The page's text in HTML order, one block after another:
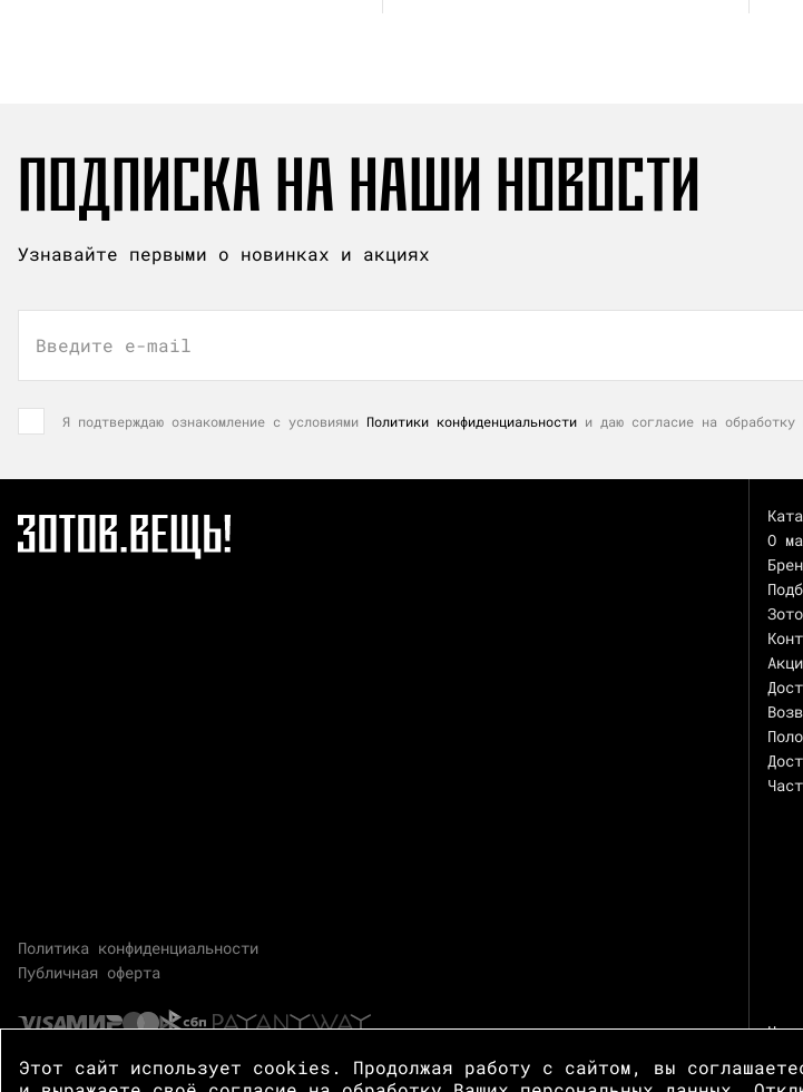
ПОДПИСКА НА НАШИ НОВОСТИ
Узнавайте первыми о новинках и акциях
Введите e-mail
Я подтверждаю ознакомление с условиями Политики конфиденциальности и даю согласие на
Политика конфиденциальности
Публичная оферта
О
Этот сайт использует cookies. Продолжая работу с сайтом, вы